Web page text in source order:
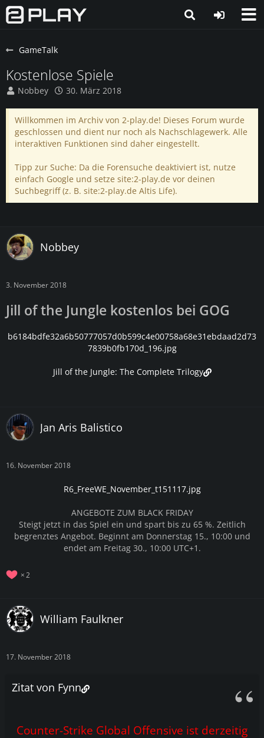
GameTalk
Kostenlose Spiele
Nobbey 30. März 2018
Willkommen im Archiv von 2-play.de! Dieses Forum wurde
geschlossen und dient nur noch als Nachschlagewerk. Alle
interaktiven Funktionen sind daher eingestellt.
Tipp zur Suche: Da die Forensuche deaktiviert ist, nutze
einfach Google und setze site:2-play.de vor deinen
Suchbegriff (z. B. site:2-play.de Altis Life).
Nobbey
3. November 2018
Jill of the Jungle kostenlos bei GOG
b6184bdfe32a6b50777057d0b599c4e00758a68e31ebdaad2d73
7839b0fb170d_196.jpg
Jill of the Jungle: The Complete Trilogy
Jan Aris Balistico
16. November 2018
R6_FreeWE_November_t151117.jpg
ANGEBOTE ZUM BLACK FRIDAY
Steigt jetzt in das Spiel ein und spart bis zu 65 %. Zeitlich
begrenztes Angebot. Beginnt am Donnerstag 15., 10:00 und
endet am Freitag 30., 10:00 UTC+1.
2
William Faulkner
17. November 2018
Zitat von Fynn
Counter-Strike Global Offensive ist derzeitig